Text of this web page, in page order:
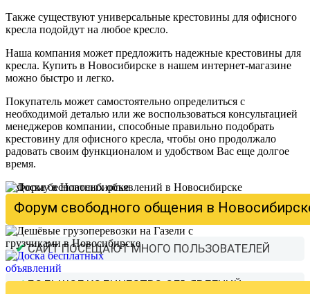
ТОВАРЫ И
Также существуют универсальные крестовины для офисного
кресла подойдут на любое кресло.
Наша компания может предложить надежные крестовины для
кресла. Купить в Новосибирске в нашем интернет-магазине
можно быстро и легко.
Покупатель может самостоятельно определиться с
необходимой деталью или же воспользоваться консультацией
менеджеров компании, способные правильно подобрать
крестовину для офисного кресла, чтобы оно продолжало
радовать своим функционалом и удобством Вас еще долгое
время.
Доска бесплатных объявлений в
✔САЙТ ПОСЕЩАЮТ МНОГО ПОЛЬЗОВАТЕЛЕЙ
✔БОЛЬШОЕ КОЛИЧЕСТВО ОБЪЯВЛЕНИЙ
Форум свободного общения в